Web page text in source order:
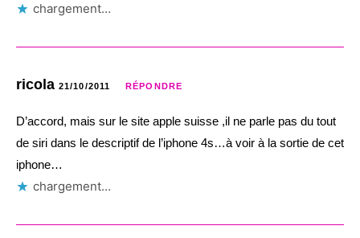
chargement…
ricola 21/10/2011 RÉPONDRE
D’accord, mais sur le site apple suisse ,il ne parle pas du tout
de siri dans le descriptif de l’iphone 4s…à voir à la sortie de cet
iphone…
chargement…